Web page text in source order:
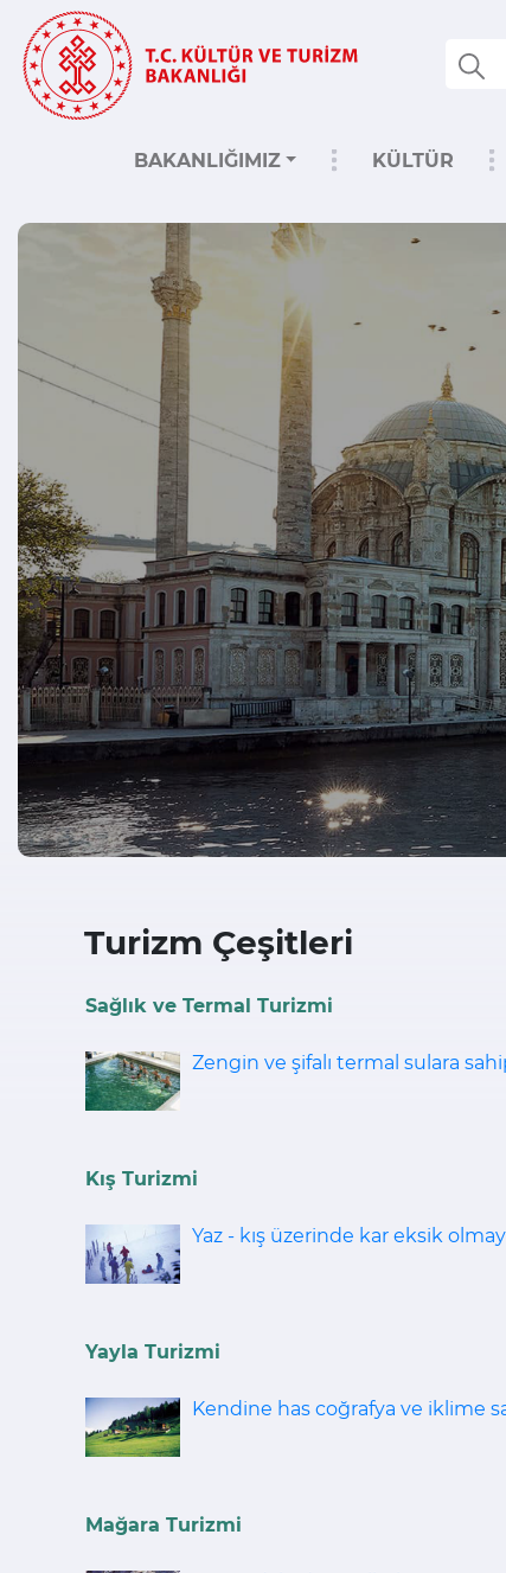
BAKANLIĞIMIZ KÜLTÜR
Turizm Çeşitleri
Sağlık ve Termal Turizmi
Zengin ve şifalı termal sulara
Kış Turizmi
Yaz - kış üzerinde kar eksik
Yayla Turizmi
Kendine has coğrafya ve iklime
Mağara Turizmi